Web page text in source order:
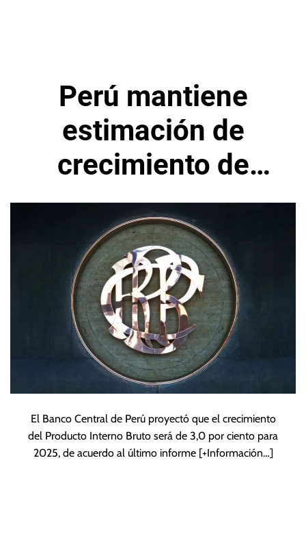
Perú mantiene
estimación de
crecimiento de
3,0% para 2025
El Banco Central de Perú proyectó que el crecimiento
del Producto Interno Bruto será de 3,0 por ciento para
2025, de acuerdo al último informe [+Información…]